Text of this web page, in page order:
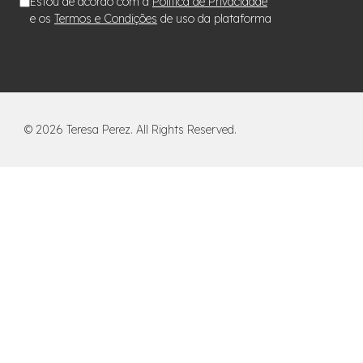
e os Termos e Condições de uso da plataforma
© 2026 Teresa Perez. All Rights Reserved.